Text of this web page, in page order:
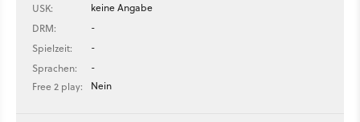
USK:
keine Angabe
DRM:
-
Spielzeit:
-
Sprachen:
-
Free 2 play:
Nein